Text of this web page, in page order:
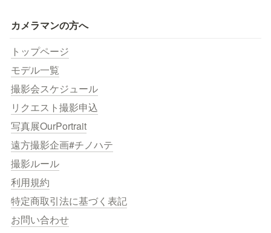
カメラマンの方へ
トップページ
モデル一覧
撮影会スケジュール
リクエスト撮影申込
写真展OurPortrait
遠方撮影企画#チノハテ
撮影ルール
利用規約
特定商取引法に基づく表記
お問い合わせ